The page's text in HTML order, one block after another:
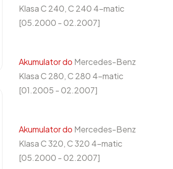
Klasa C 240, C 240 4-matic
[05.2000 - 02.2007]
Akumulator do Mercedes-Benz
Klasa C 280, C 280 4-matic
[01.2005 - 02.2007]
Akumulator do Mercedes-Benz
Klasa C 320, C 320 4-matic
[05.2000 - 02.2007]